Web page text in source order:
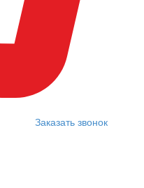
Заказать звонок